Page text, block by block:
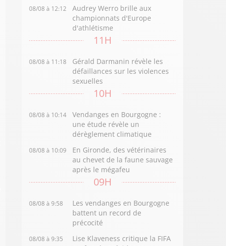
08/08 à 12:12
Audrey Werro brille aux
championnats d'Europe
d'athlétisme
11H
08/08 à 11:18
Gérald Darmanin révèle les
défaillances sur les violences
sexuelles
10H
08/08 à 10:14
Vendanges en Bourgogne :
une étude révèle un
dérèglement climatique
08/08 à 10:09
En Gironde, des vétérinaires
au chevet de la faune sauvage
après le mégafeu
09H
08/08 à 9:58
Les vendanges en Bourgogne
battent un record de
précocité
08/08 à 9:35
Lise Klaveness critique la FIFA